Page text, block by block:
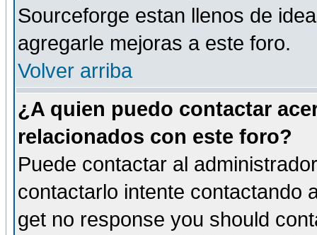
Sourceforge estan llenos de
agregarle mejoras a este foro.
Volver arriba
¿A quien puedo contactar
relacionados con este foro?
Puede contactar al
contactarlo intente contactando
get no response you should